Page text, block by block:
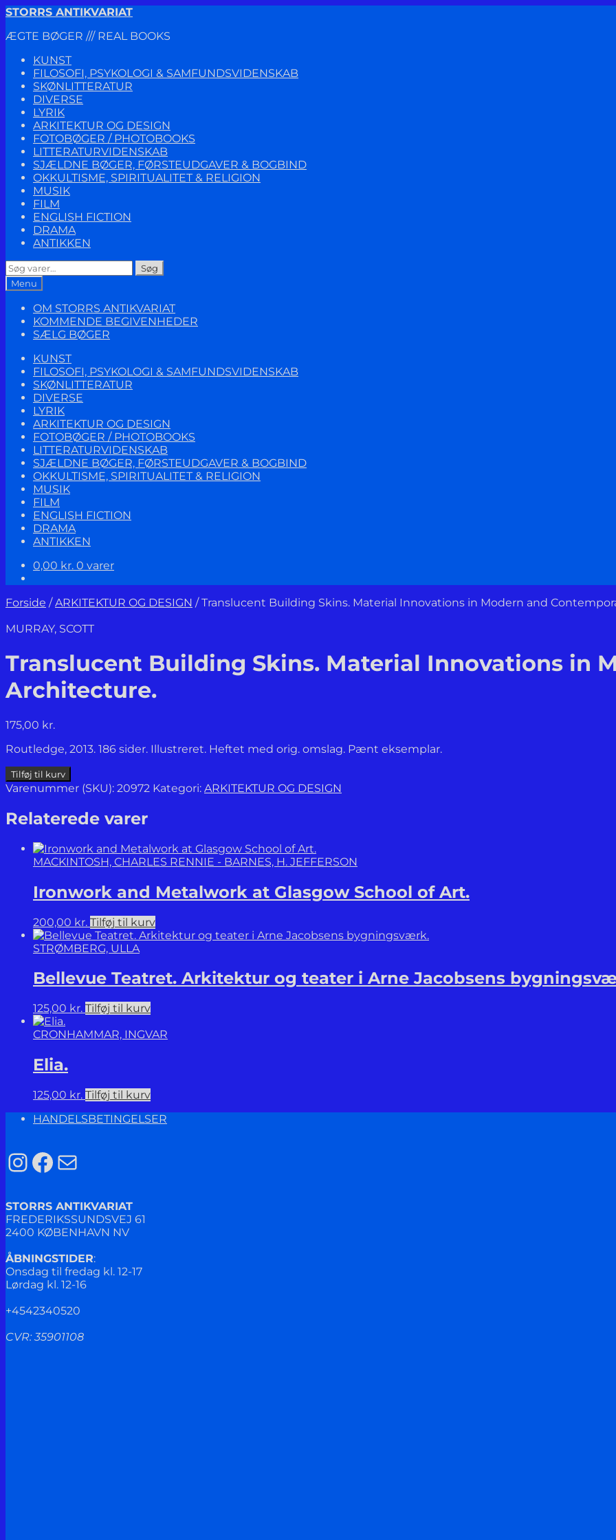
Spring
navigation
Spring
indhold
STORRS ANTIKVARIAT
ÆGTE BØGER /// REAL BOOKS
KUNST
FILOSOFI, PSYKOLOGI & SAMFUNDSVIDENSKAB
SKØNLITTERATUR
DIVERSE
LYRIK
ARKITEKTUR OG DESIGN
FOTOBØGER / PHOTOBOOKS
LITTERATURVIDENSKAB
SJÆLDNE BØGER, FØRSTEUDGAVER & BOGBIND
OKKULTISME, SPIRITUALITET & RELIGION
MUSIK
FILM
ENGLISH FICTION
DRAMA
ANTIKKEN
Søg
efter:
Søg
Menu
OM STORRS ANTIKVARIAT
KOMMENDE BEGIVENHEDER
SÆLG BØGER
KUNST
FILOSOFI, PSYKOLOGI & SAMFUNDSVIDENSKAB
SKØNLITTERATUR
DIVERSE
LYRIK
ARKITEKTUR OG DESIGN
FOTOBØGER / PHOTOBOOKS
LITTERATURVIDENSKAB
SJÆLDNE BØGER, FØRSTEUDGAVER & BOGBIND
OKKULTISME, SPIRITUALITET & RELIGION
MUSIK
FILM
ENGLISH FICTION
DRAMA
ANTIKKEN
0,00 kr. 0 varer
Forside /ARKITEKTUR OG DESIGN /Translucent Building Skins. Material Innovations in Modern and
MURRAY, SCOTT
Translucent Building Skins. Material Innovations in
Architecture.
175,00 kr.
Routledge, 2013. 186 sider. Illustreret. Heftet med orig. omslag. Pænt eksemplar.
Translucent
Building
Material
Innovations
Modern
Architecture.
Tilføj til kurv
Varenummer (SKU): 20972 Kategori: ARKITEKTUR OG DESIGN
Relaterede varer
MACKINTOSH, CHARLES RENNIE - BARNES, H. JEFFERSON
Ironwork and Metalwork at Glasgow School of Art.
200,00 kr. Tilføj til kurv
STRØMBERG, ULLA
Bellevue Teatret. Arkitektur og teater i Arne Jacobsens
125,00 kr. Tilføj til kurv
CRONHAMMAR, INGVAR
Elia.
125,00 kr. Tilføj til kurv
HANDELSBETINGELSER
Instagram
Facebook
Mail
STORRS ANTIKVARIAT
FREDERIKSSUNDSVEJ 61
2400 KØBENHAVN NV
ÅBNINGSTIDER:
Onsdag til fredag kl. 12-17
Lørdag kl. 12-16
+4542340520
CVR: 35901108